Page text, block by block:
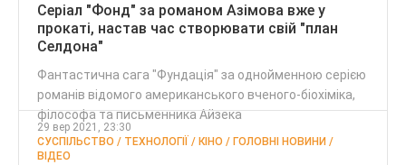
Серіал "Фонд" за романом Азімова вже у
прокаті, настав час створювати свій "план
Селдона"
Фантастична сага "Фундація" за однойменною серією
романів відомого американського вченого-біохіміка,
філософа та письменника Айзека
29 вер 2021, 23:30
СУСПІЛЬСТВО / ТЕХНОЛОГІЇ / КІНО / ГОЛОВНІ НОВИНИ /
ВІДЕО